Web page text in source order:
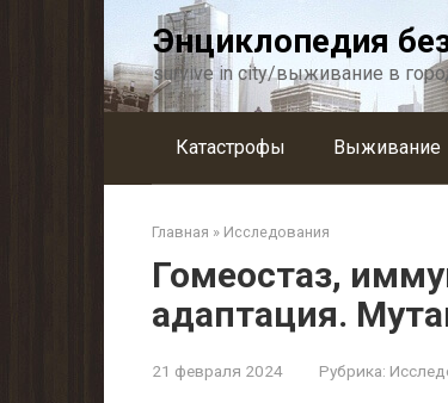
Энциклопедия
survive in city/выживание в
Катастрофы Выживание
Главная » Исследования
Гомеостаз,
адаптация.
21 февраля 2024 Рубрика: